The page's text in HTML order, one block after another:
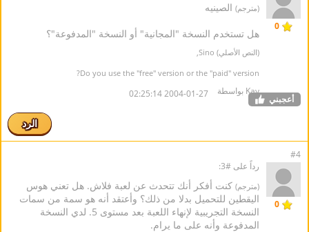
0
(مترجم) الصينيه
هل تستخدم النسخة "المجانية" أو النسخة "المدفوعة"؟
(النص الأصلي) Sino,
Do you use the "free" version or the "paid" version?
Kay بواسطة 2004-01-27 02:25:14 أعجبني
الرد
#4
0
رداً على #3:
(مترجم) كنت أفكر أنك تتحدث عن لعبة فلاش. هل تعني هوس
اليقطين للتحميل بدلا من ذلك؟ وأعتقد أنه هو سمة من سمات
النسخة التجريبية لإنهاء اللعبة بعد مستوى 5. لدي النسخة
المدفوعة وأنه على ما يرام.